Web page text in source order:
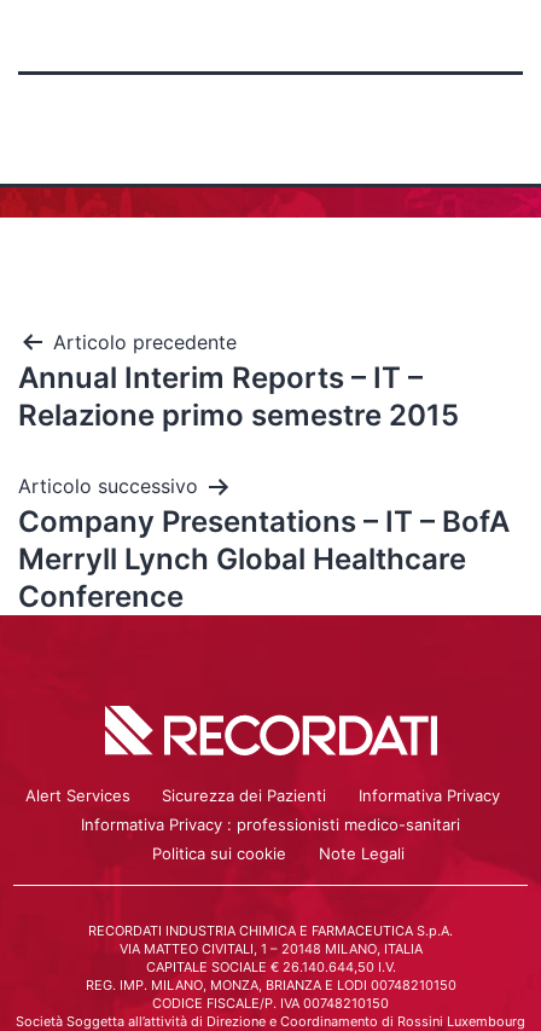
Articolo precedente
Annual Interim Reports – IT –
Relazione primo semestre 2015
Articolo successivo
Company Presentations – IT – BofA
Merryll Lynch Global Healthcare
Conference
Alert Services Sicurezza dei Pazienti
Informativa Privacy
Informativa Privacy : professionisti medico-sanitari
Politica sui cookie
Note Legali
RECORDATI INDUSTRIA CHIMICA E FARMACEUTICA S.p.A.
VIA MATTEO CIVITALI, 1 – 20148 MILANO, ITALIA
CAPITALE SOCIALE € 26.140.644,50 I.V.
REG. IMP. MILANO, MONZA, BRIANZA E LODI 00748210150
CODICE FISCALE/P. IVA 00748210150
Società Soggetta all’attività di Direzione e Coordinamento di Rossini Luxembourg